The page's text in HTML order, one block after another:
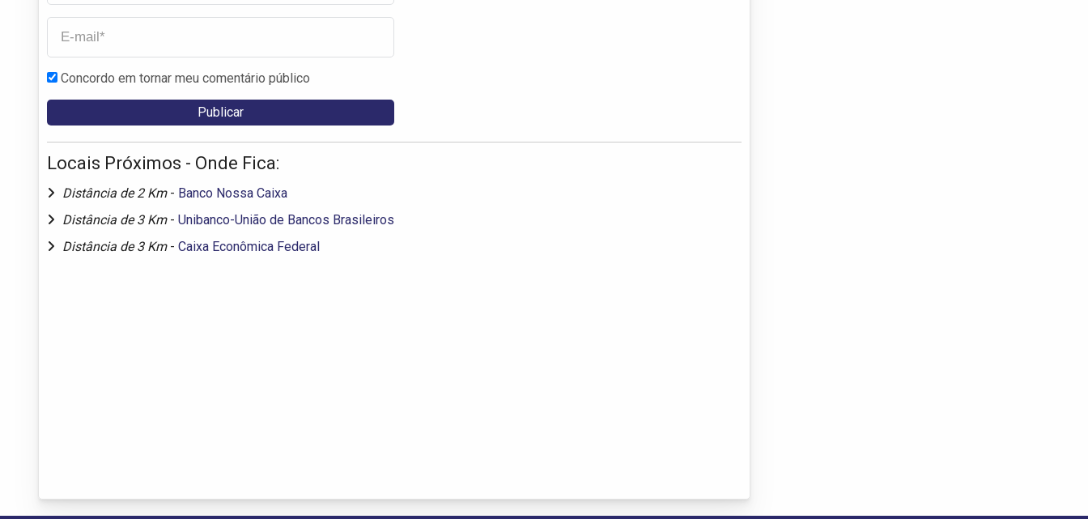
Concordo em tornar meu comentário público
Locais Próximos - Onde Fica:
Distância de 2 Km - Banco Nossa Caixa
Distância de 3 Km - Unibanco-União de Bancos Brasileiros
Distância de 3 Km - Caixa Econômica Federal